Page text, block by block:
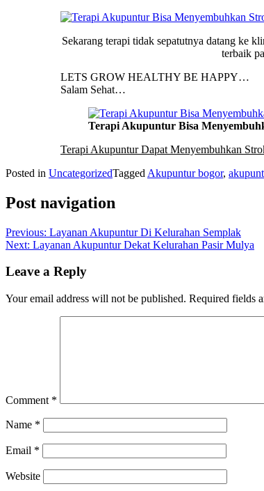
Sekarang terapi tidak sepatutnya datang ke
terbaik
LETS GROW HEALTHY BE HAPPY…
Salam Sehat…
Terapi Akupuntur Bisa
Terapi Akupuntur Dapat Menyembuhkan
Posted in UncategorizedTagged Akupuntur bogor,
Post navigation
Previous: Layanan Akupuntur Di Kelurahan Semplak
Next: Layanan Akupuntur Dekat Kelurahan Pasir Mulya
Leave a Reply
Your email address will not be published. Required fields
Comment *
Name *
Email *
Website